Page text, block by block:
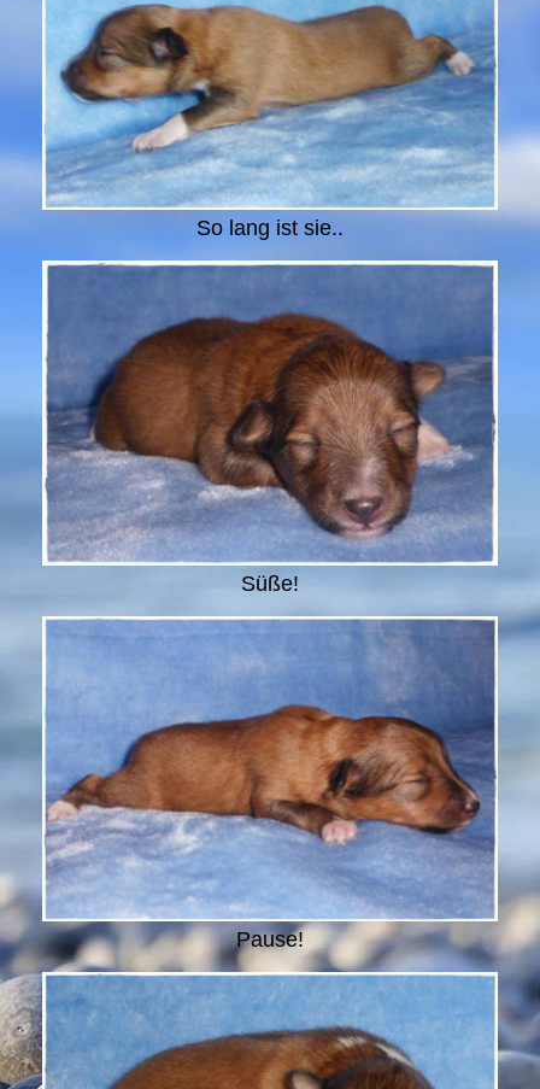
So lang ist sie..
Süße!
Pause!